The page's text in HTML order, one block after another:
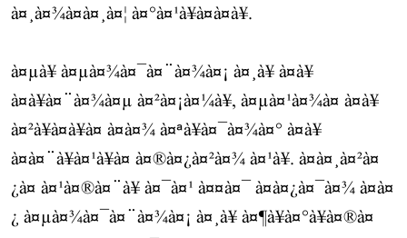
à¤¸à¤¾à¤à¤¸à¤¦ à¤°à¤¹à¥à¤à¤à¥.
à¤µà¥ à¤µà¤¾à¤¯à¤¨à¤¾à¤¡ à¤¸à¥ à¤­à¥
à¤à¥à¤¨à¤¾à¤µ à¤²à¤¡à¤¼à¥, à¤µà¤¹à¤¾à¤ à¤à¥
à¤²à¥à¤à¥à¤ à¤à¤¾ à¤ªà¥à¤¯à¤¾à¤° à¤­à¥
à¤à¤¨à¥à¤¹à¥à¤ à¤®à¤¿à¤²à¤¾ à¤¹à¥. à¤à¤¸à¤²à¤
¿à¤ à¤¹à¤®à¤¨à¥ à¤¯à¤¹ à¤¤à¤¯ à¤à¤¿à¤¯à¤¾ à¤à¤
¿ à¤µà¤¾à¤¯à¤¨à¤¾à¤¡ à¤¸à¥ à¤¶à¥à¤°à¥à¤®à¤